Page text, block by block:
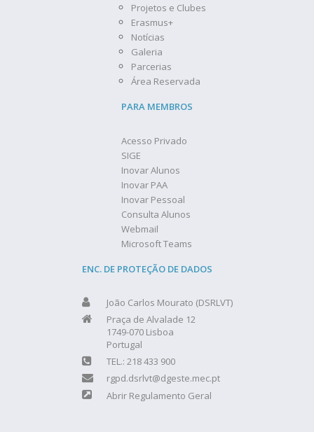
Projetos e Clubes
Erasmus+
Notícias
Galeria
Parcerias
Área Reservada
PARA MEMBROS
Acesso Privado
SIGE
Inovar Alunos
Inovar PAA
Inovar Pessoal
Consulta Alunos
Webmail
Microsoft Teams
ENC. DE PROTEÇÃO DE DADOS
João Carlos Mourato (DSRLVT)
Praça de Alvalade 12
1749-070 Lisboa
Portugal
TEL.: 218 433 900
rgpd.dsrlvt@dgeste.mec.pt
Abrir Regulamento Geral